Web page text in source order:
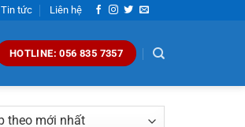
Tin tức Liên hệ
HOTLINE: 056 835 7357